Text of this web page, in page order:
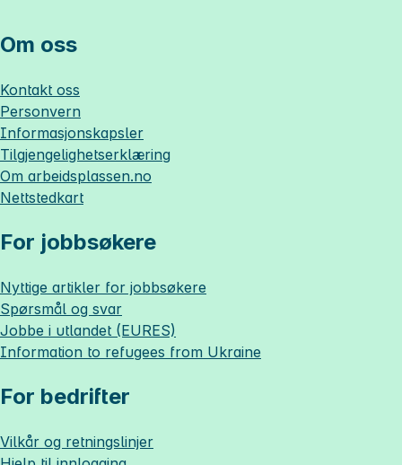
Om oss
Kontakt oss
Personvern
Informasjonskapsler
Tilgjengelighetserklæring
Om arbeidsplassen.no
Nettstedkart
For jobbsøkere
Nyttige artikler for jobbsøkere
Spørsmål og svar
Jobbe i utlandet (EURES)
Information to refugees from Ukraine
For bedrifter
Vilkår og retningslinjer